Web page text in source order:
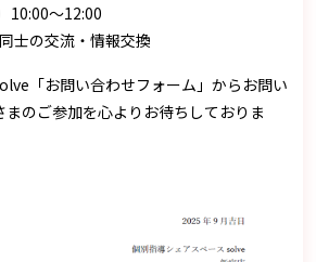
10:00～12:00
士の交流・情報交換
「お問い合わせフォーム」からお問い
のご参加を心よりお待ちしておりま